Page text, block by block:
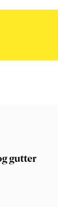
gutter